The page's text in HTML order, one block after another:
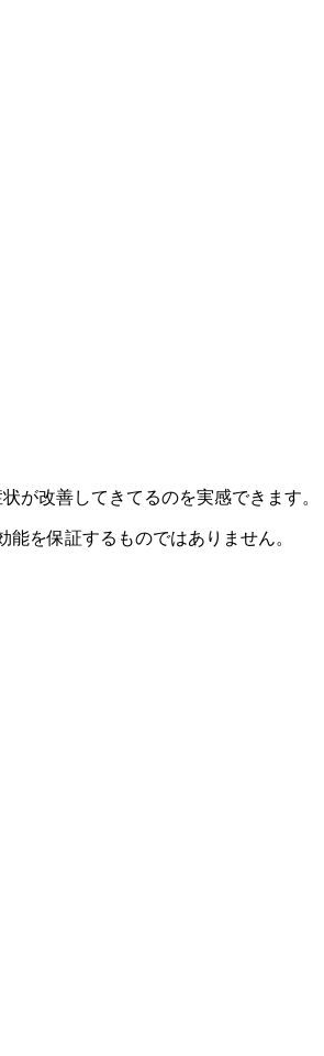
が改善してきてるのを実感できます。
能を保証するものではありません。